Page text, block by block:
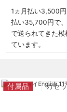
1ヵ月払い3,500
払い35,700円で
で送られてきた
ています。
付属品 カセ